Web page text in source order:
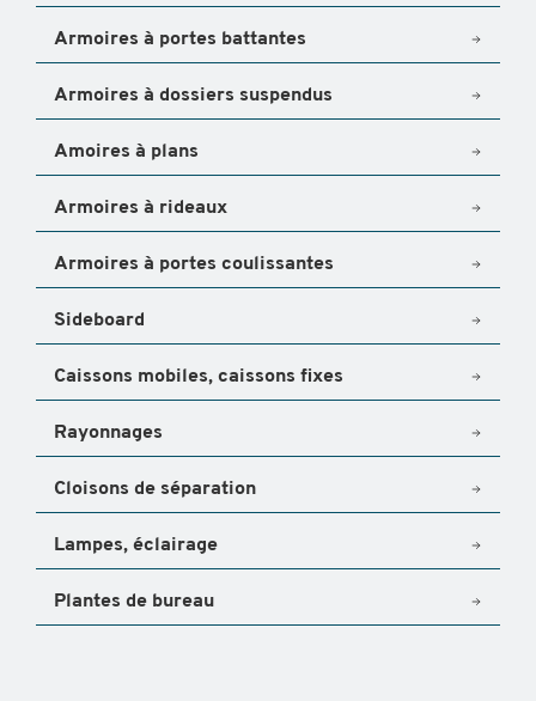
Armoires à portes battantes
Armoires à dossiers suspendus
Amoires à plans
Armoires à rideaux
Armoires à portes coulissantes
Sideboard
Caissons mobiles, caissons fixes
Rayonnages
Cloisons de séparation
Lampes, éclairage
Plantes de bureau